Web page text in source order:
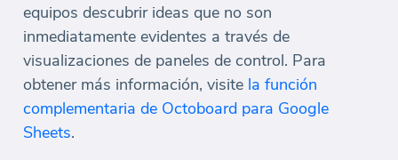
equipos descubrir ideas que no son
inmediatamente evidentes a través de
visualizaciones de paneles de control. Para
obtener más información, visite la función
complementaria de Octoboard para Google
Sheets.